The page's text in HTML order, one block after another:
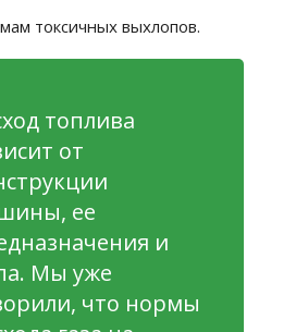
токсичных выхлопов.
топлива
от
ее
и
Мы уже
что нормы